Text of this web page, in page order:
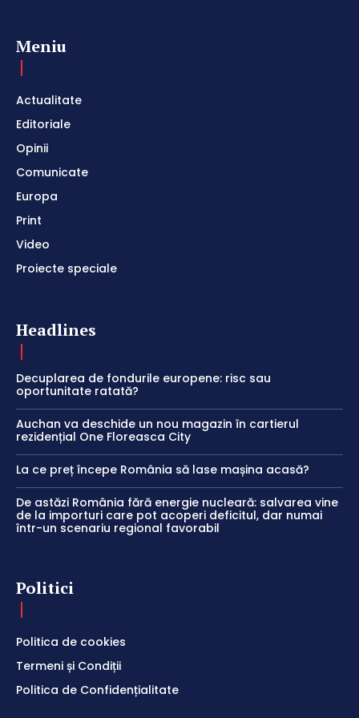
Meniu
Actualitate
Editoriale
Opinii
Comunicate
Europa
Print
Video
Proiecte speciale
Headlines
Decuplarea de fondurile europene: risc sau
oportunitate ratată?
Auchan va deschide un nou magazin în cartierul
rezidențial One Floreasca City
La ce preț începe România să lase mașina acasă?
De astăzi România fără energie nucleară: salvarea vine
de la importuri care pot acoperi deficitul, dar numai
într-un scenariu regional favorabil
Politici
Politica de cookies
Termeni și Condiții
Politica de Confidențialitate